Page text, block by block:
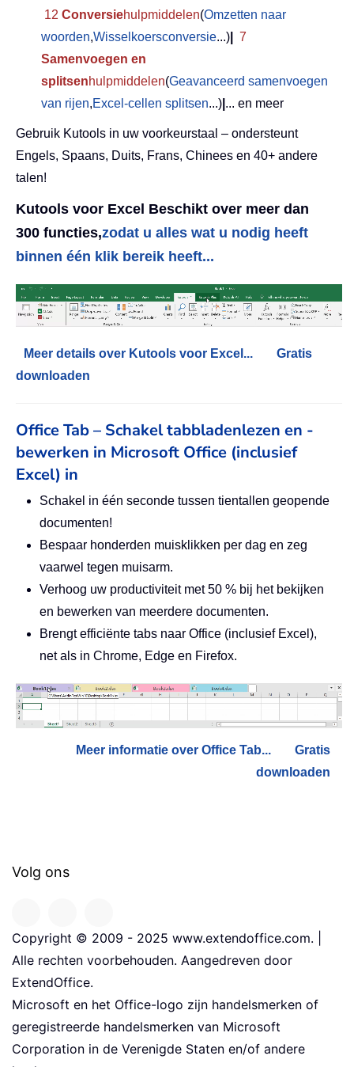
12 Conversiehulpmiddelen(Omzetten naar
woorden,Wisselkoersconversie...)
7
Samenvoegen en
splitsenhulpmiddelen(Geavanceerd samenvoegen
van rijen,Excel-cellen splitsen...) ... en meer
Gebruik Kutools in uw voorkeurstaal – ondersteunt
Engels, Spaans, Duits, Frans, Chinees en 40+ andere
talen!
Kutools voor Excel Beschikt over meer dan
300 functies,zodat u alles wat u nodig heeft
binnen één klik bereik heeft...
Meer details over Kutools voor Excel...
Gratis
downloaden
Office Tab – Schakel tabbladenlezen en -
bewerken in Microsoft Office (inclusief
Excel) in
Schakel in één seconde tussen tientallen geopende
documenten!
Bespaar honderden muisklikken per dag en zeg
vaarwel tegen muisarm.
Verhoog uw productiviteit met 50 % bij het bekijken
en bewerken van meerdere documenten.
Brengt efficiënte tabs naar Office (inclusief Excel),
net als in Chrome, Edge en Firefox.
Meer informatie over Office Tab...
Gratis
downloaden
Volg ons
Copyright © 2009 - 2025 www.extendoffice.com. |
Alle rechten voorbehouden. Aangedreven door
ExtendOffice.
Microsoft en het Office-logo zijn handelsmerken of
geregistreerde handelsmerken van Microsoft
Corporation in de Verenigde Staten en/of andere